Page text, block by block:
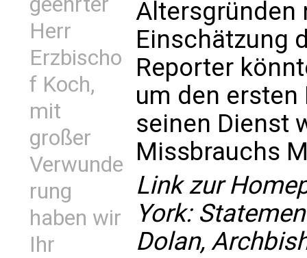
Herr
Erzbischo
f Koch,
mit
großer
Verwunde
rung
haben wir
Ihr
Altersgründen
Einschätzung
Reporter
um den ersten
seinen Dienst
Missbrauchs
Link zur
York:
Dolan,